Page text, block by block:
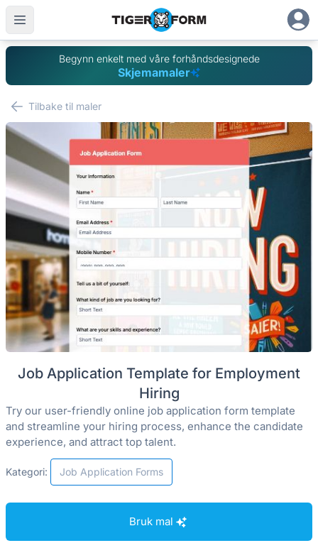
Begynn enkelt med våre forhåndsdesignede
Skjemamaler
Tilbake til maler
Job Application Template for Employment
Hiring
Try our user-friendly online job application form template
and streamline your hiring process, enhance the candidate
experience, and attract top talent.
Kategori: Job Application Forms
Bruk mal